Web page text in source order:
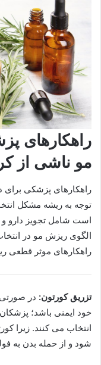
راهکارهای
مو ناشی از
راهکارهای پزشکی برای
توجه به ریشه مشکل
است شامل تجویز دارو
الگوی ریزش مو در
راهکارهای موثر قطعی
تزریق کورتون: در
خود ایمنی باشد؛
انتخاب می کنند. زیرا
شود و از حمله بدن به